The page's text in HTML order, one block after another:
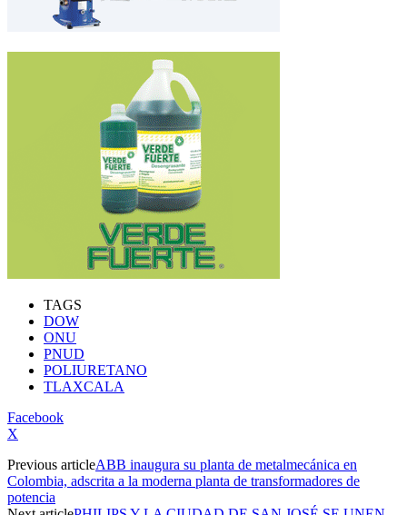
TAGS
DOW
ONU
PNUD
POLIURETANO
TLAXCALA
Facebook
X
Previous articleABB inaugura su planta de metalmecánica en
Colombia, adscrita a la moderna planta de transformadores de
potencia